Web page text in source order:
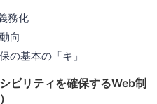
務化
向
の基本の「キ」
ビリティを確保するWeb制